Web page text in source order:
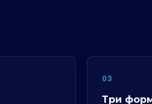
03
Три